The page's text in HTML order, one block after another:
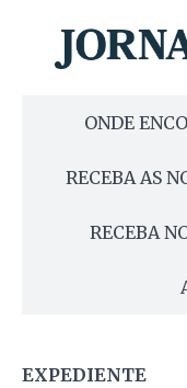
ONDE
RECEBA AS
RECEBA
EXPEDIENTE